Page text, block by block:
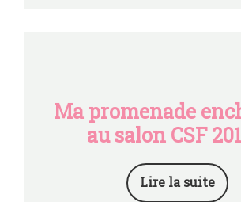
Ma promenade
au salon CSF
Lire la suite